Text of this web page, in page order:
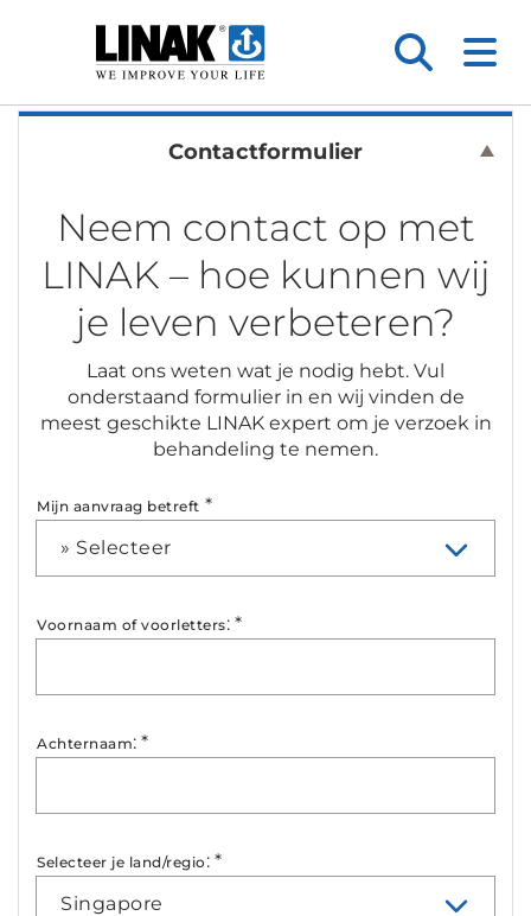
Contactformulier
Neem contact op met
LINAK – hoe kunnen wij
je leven verbeteren?
Laat ons weten wat je nodig hebt. Vul
onderstaand formulier in en wij vinden de
meest geschikte LINAK expert om je verzoek in
behandeling te nemen.
Mijn aanvraag betreft *
» Selecteer
Voornaam of voorletters: *
Achternaam: *
Selecteer je land/regio : *
Singapore